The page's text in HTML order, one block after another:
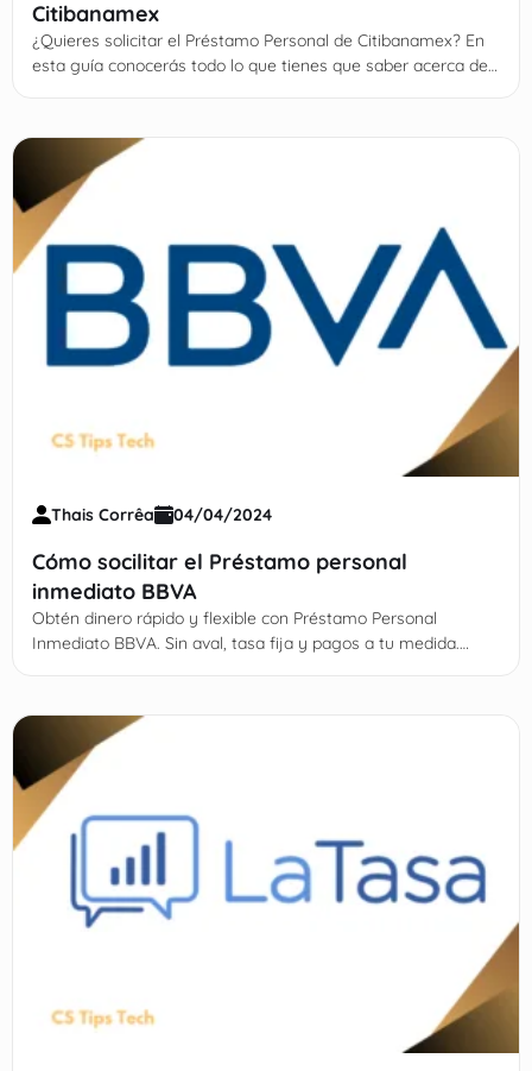
Citibanamex
¿Quieres solicitar el Préstamo Personal de Citibanamex? En
esta guía conocerás todo lo que tienes que saber acerca de
Thais Corrêa 04/04/2024
Cómo socilitar el Préstamo personal
inmediato BBVA
Obtén dinero rápido y flexible con Préstamo Personal
Inmediato BBVA. Sin aval, tasa fija y pagos a tu medida.